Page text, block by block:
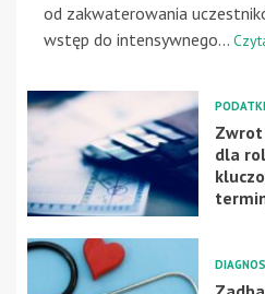
od zakwaterowania
wstęp do intensywnego...
PODATKI
Zwrot
dla